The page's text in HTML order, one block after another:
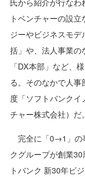
氏から紹介が行な
トベンチャーの設
ジーやビジネスモ
括」や、法人事業の
「DX本部」など、
る。そのなかで人
度「ソフトバンク
チャー株式会社）だ。
完全に「0→1」の
クグループが創業
トバンク 新30年ビ